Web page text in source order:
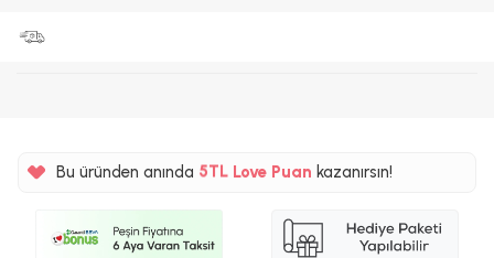
Bu üründen anında %5Love Puankazanırsın!